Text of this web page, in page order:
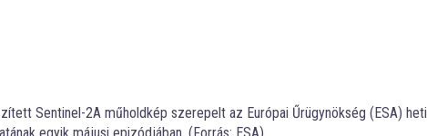
Sentinel-2A műholdkép szerepelt az Európai Űrügynökség (ESA) heti